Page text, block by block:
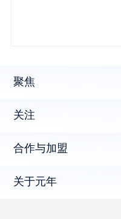
聚焦
关注
合作与加盟
关于元年